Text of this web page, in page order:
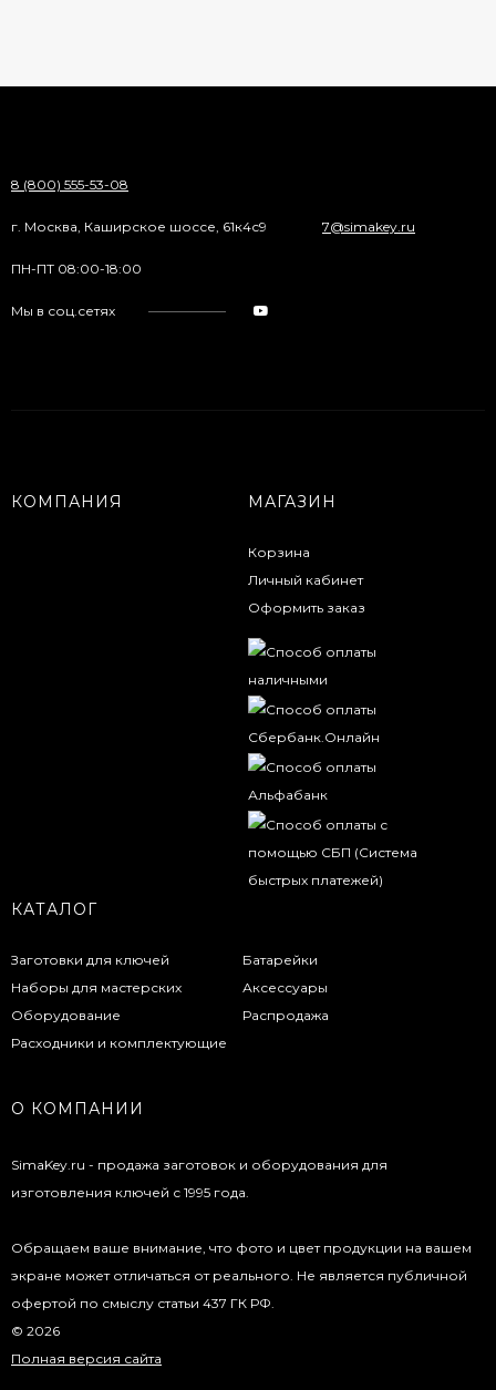
8 (800) 555-53-08
г. Москва, Каширское шоссе, 61к4с9 7@simakey.ru
ПН-ПТ 08:00-18:00
Мы в соц.сетях
КОМПАНИЯ МАГАЗИН
Корзина
Личный кабинет
Оформить заказ
КАТАЛОГ
Заготовки для ключей
Наборы для мастерских
Оборудование
Расходники и комплектующие
Батарейки
Аксессуары
Распродажа
О КОМПАНИИ
SimaKey.ru - продажа заготовок и оборудования для
изготовления ключей с 1995 года.
Обращаем ваше внимание, что фото и цвет продукции на вашем
экране может отличаться от реального. Не является публичной
офертой по смыслу статьи 437 ГК РФ.
© 2026
Полная версия сайта